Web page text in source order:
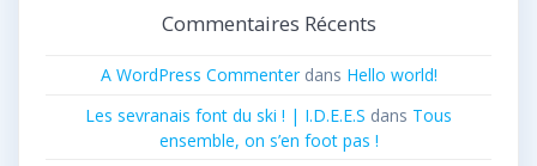
Commentaires Récents
A WordPress Commenterdans Hello world!
Les sevranais font du ski ! | I.D.E.E.S dans Tous
ensemble, on s’en foot pas !